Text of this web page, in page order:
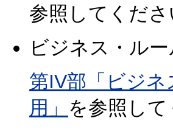
参照してくださ
ビジネス・ル
第IV部「ビジ
用」 を参照して